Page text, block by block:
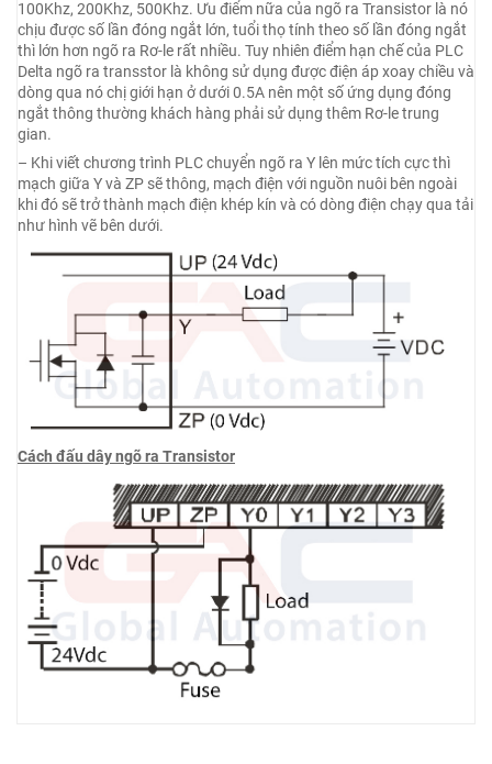
100Khz, 200Khz, 500Khz. Ưu điểm nữa của ngõ ra Transistor là nó
chịu được số lần đóng ngắt lớn, tuổi thọ tính theo số lần đóng ngắt
thì lớn hơn ngõ ra Rơ-le rất nhiều. Tuy nhiên điểm hạn chế của PLC
Delta ngõ ra transstor là không sử dụng được điện áp xoay chiều và
dòng qua nó chị giới hạn ở dưới 0.5A nên một số ứng dụng đóng
ngắt thông thường khách hàng phải sử dụng thêm Rơ-le trung
gian.
– Khi viết chương trình PLC chuyển ngõ ra Y lên mức tích cực thì
mạch giữa Y và ZP sẽ thông, mạch điện với nguồn nuôi bên ngoài
khi đó sẽ trở thành mạch điện khép kín và có dòng điện chạy qua tải
như hình vẽ bên dưới.
Cách đấu dây ngõ ra Transistor